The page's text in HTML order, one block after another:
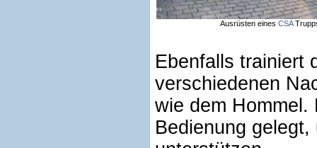
Ausrüsten eines CSA
Ebenfalls trainiert
verschiedenen
wie dem
Bedienung